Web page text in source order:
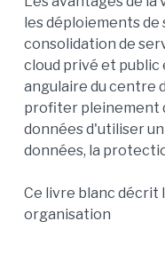
les déploiements de
consolidation de
cloud privé et
angulaire du centre
profiter pleinement
données d'utiliser
données, la
Ce livre blanc décrit
organisation